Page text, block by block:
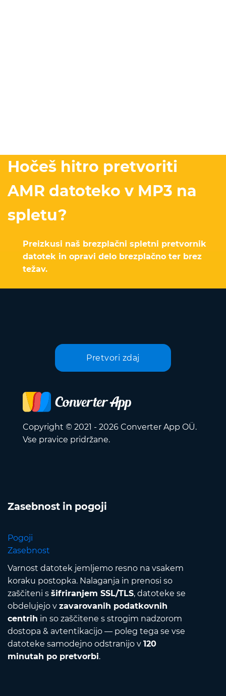
Hočeš hitro pretvoriti
AMR datoteko v MP3 na
spletu?
Preizkusi naš brezplačni spletni pretvornik
datotek in opravi delo brezplačno ter brez
težav.
Pretvori zdaj
Copyright © 2021 - 2026 Converter App OÜ.
Vse pravice pridržane.
Zasebnost in pogoji
Pogoji
Zasebnost
Varnost datotek jemljemo resno na vsakem
koraku postopka. Nalaganja in prenosi so
zaščiteni s šifriranjem SSL/TLS, datoteke se
obdelujejo v zavarovanih podatkovnih
centrih in so zaščitene s strogim nadzorom
dostopa & avtentikacijo — poleg tega se vse
datoteke samodejno odstranijo v 120
minutah po pretvorbi.